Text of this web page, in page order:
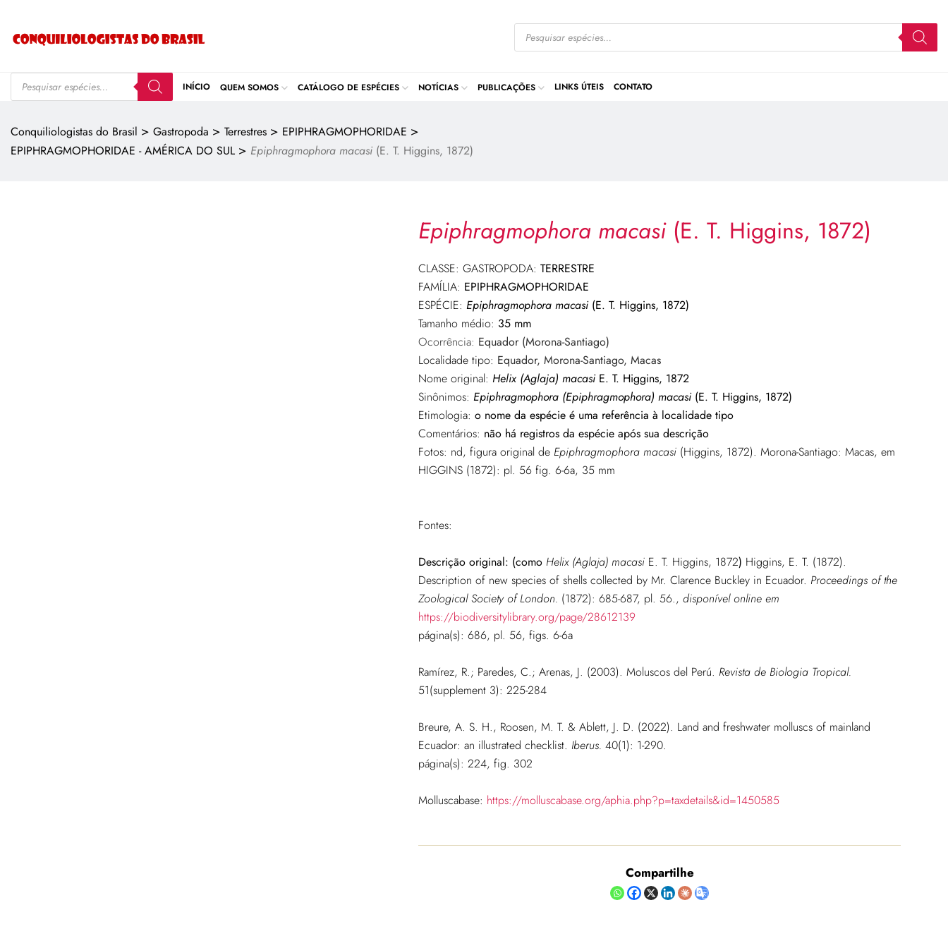
INÍCIO QUEM SOMOS CATÁLOGO DE ESPÉCIES NOTÍCIAS PUBLICAÇÕES LINKS ÚTEIS CONTATO
Conquiliologistas do Brasil > Gastropoda > Terrestres > EPIPHRAGMOPHORIDAE >
EPIPHRAGMOPHORIDAE - AMÉRICA DO SUL > Epiphragmophora macasi (E. T. Higgins, 1872)
Epiphragmophora macasi(E. T. Higgins, 1872)
CLASSE: GASTROPODA: TERRESTRE
FAMÍLIA: EPIPHRAGMOPHORIDAE
ESPÉCIE: Epiphragmophora macasi(E. T. Higgins, 1872)
Tamanho médio: 35 mm
Ocorrência: Equador (Morona-Santiago)
Localidade tipo: Equador, Morona-Santiago, Macas
Nome original: Helix (Aglaja) macasiE. T. Higgins, 1872
Sinônimos: Epiphragmophora (Epiphragmophora) macasi(E. T. Higgins, 1872)
Etimologia: o nome da espécie é uma referência à localidade tipo
Comentários: não há registros da espécie após sua descrição
Fotos: nd, figura original de Epiphragmophora macasi(Higgins, 1872). Morona-Santiago: Macas, em
HIGGINS (1872): pl. 56 fig. 6-6a, 35 mm
Fontes:
Descrição original: (como Helix (Aglaja) macasiE. T. Higgins, 1872) Higgins, E. T. (1872).
Description of new species of shells collected by Mr. Clarence Buckley in Ecuador. Proceedings of the
Zoological Society of London. (1872): 685-687, pl. 56., disponível online em
https://biodiversitylibrary.org/page/28612139
página(s): 686, pl. 56, figs. 6-6a
Ramírez, R.; Paredes, C.; Arenas, J. (2003). Moluscos del Perú. Revista de Biologia Tropical.
51(supplement 3): 225-284
Breure, A. S. H., Roosen, M. T. & Ablett, J. D. (2022). Land and freshwater molluscs of mainland
Ecuador: an illustrated checklist. Iberus. 40(1): 1-290.
página(s): 224, fig. 302
Molluscabase: https://molluscabase.org/aphia.php?p=taxdetails&id=1450585
Compartilhe